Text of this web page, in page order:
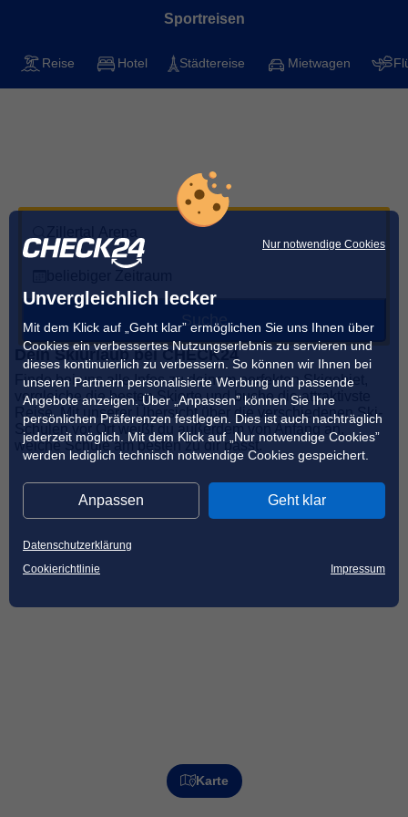
Sportreisen
Nur notwendige Cookies
Unvergleichlich lecker
Mit dem Klick auf „Geht klar” ermöglichen Sie uns Ihnen über
Cookies ein verbessertes Nutzungserlebnis zu servieren und
dieses kontinuierlich zu verbessern. So können wir Ihnen bei
unseren Partnern personalisierte Werbung und passende
Angebote anzeigen. Über „Anpassen” können Sie Ihre
persönlichen Präferenzen festlegen. Dies ist auch nachträglich
jederzeit möglich. Mit dem Klick auf „Nur notwendige Cookies”
werden lediglich technisch notwendige Cookies gespeichert.
Anpassen Geht klar
Datenschutzerklärung
Cookierichtlinie
Impressum
Reise Hotel Städtereise Mietwagen
Mit CHECK24 die besten Skigebiete für deinen
nächsten Urlaub finden
Suche
Dein Skiurlaub bei CHECK24
Finde bei uns alle Infos zu deinem perfekten Skigebiet,
vergleiche die besten Skiorte und buche die attraktivste
Reise. Mit unserer Übersicht über die verschiedenen Ski-
Schulen vor Ort weißt du außerdem von Anfang an,
welche Schule am besten zu dir passt.
Karte